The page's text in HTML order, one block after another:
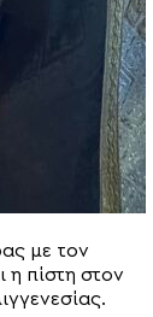
με τον
πίστη στον